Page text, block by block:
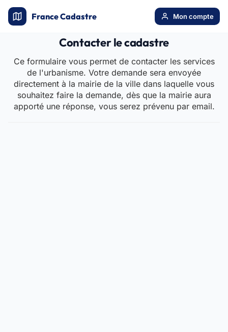
France Cadastre Mon compte
Contacter le cadastre
Ce formulaire vous permet de contacter les services
de l'urbanisme. Votre demande sera envoyée
directement à la mairie de la ville dans laquelle vous
souhaitez faire la demande, dès que la mairie aura
apporté une réponse, vous serez prévenu par email.